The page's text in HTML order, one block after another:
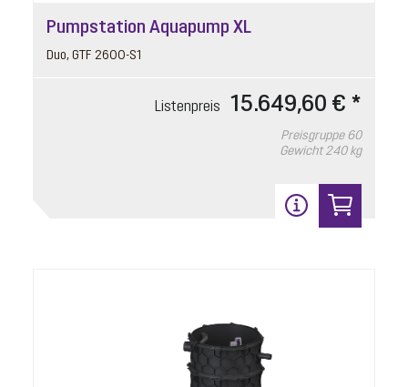
Pumpstation Aquapump XL
Duo, GTF 2600-S1
Listenpreis 15.649,60 € *
Preisgruppe 60
Gewicht 240 kg